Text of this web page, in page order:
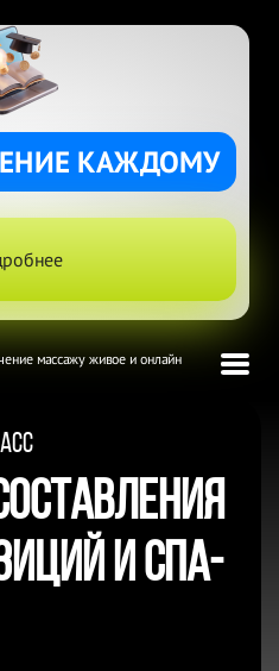
КАЖДОМУ
массажу живое и онлайн
и спа-